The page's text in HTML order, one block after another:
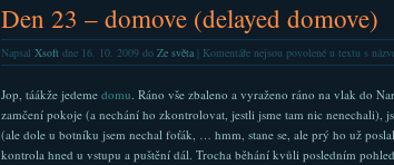
Den 23 – domove (delayed domove)
Napsal Xsoftdne 16. 10. 2009 do Ze světa| Komentáře nejsou povolenéu textu s
Jop, táákže jedeme domu. Ráno vše zbaleno a vyraženo ráno na vlak do
zamčení pokoje (a nechání ho zkontrolovat, jestli jsme tam nic nenechali),
(ale dole u botníku jsem nechal foťák, … hmm, stane se, ale prý ho už
kontrola hned u vstupu a puštění dál. Trocha běhání kvůli posledním